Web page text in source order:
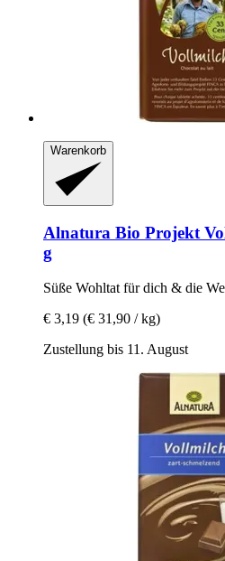
Warenkorb
Alnatura Bio Projekt
g
Süße Wohltat für dich & die
€ 3,19 (€ 31,90 / kg)
Zustellung bis 11. August